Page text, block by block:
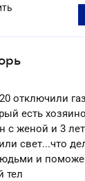
отключили
есть
с женой и 3
свет...что
и
тел